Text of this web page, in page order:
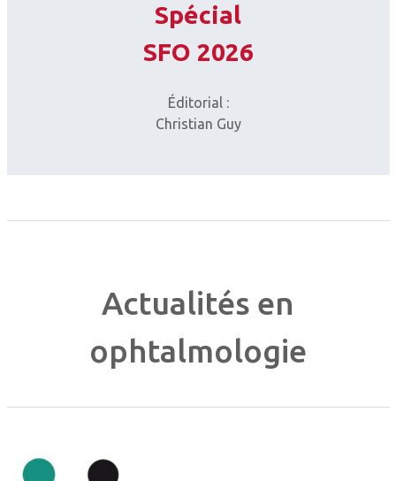
Spécial
SFO 2026
Éditorial :
Christian Guy
Actualités en
ophtalmologie